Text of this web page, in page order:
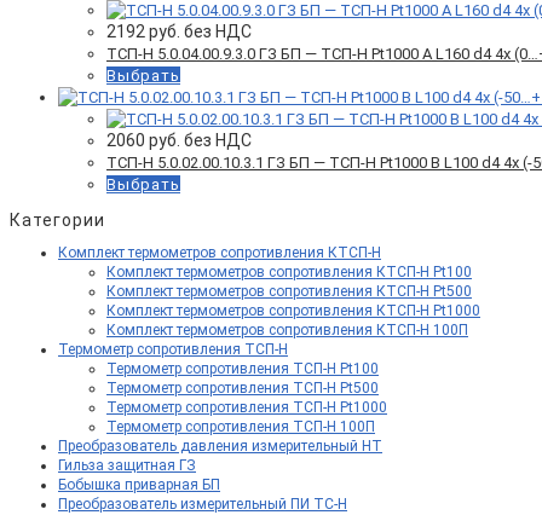
2192руб. без НДС
ТСП-Н 5.0.04.00.9.3.0 ГЗ БП — ТСП-Н Pt1000 A L160 d4 4x
Выбрать
2060 руб. без НДС
ТСП-Н 5.0.02.00.10.3.1 ГЗ БП — ТСП-Н Pt1000 B L100 d4 4x
Выбрать
Категории
Комплект термометров сопротивления КТСП-Н
Комплект термометров сопротивления КТСП-Н Pt100
Комплект термометров сопротивления КТСП-Н Pt500
Комплект термометров сопротивления КТСП-Н Pt1000
Комплект термометров сопротивления КТСП-Н 100П
Термометр сопротивления ТСП-Н
Термометр сопротивления ТСП-Н Pt100
Термометр сопротивления ТСП-Н Pt500
Термометр сопротивления ТСП-Н Pt1000
Термометр сопротивления ТСП-Н 100П
Преобразователь давления измерительный НТ
Гильза защитная ГЗ
Бобышка приварная БП
Преобразователь измерительный ПИ ТС-Н